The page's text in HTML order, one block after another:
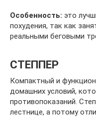
Особенность: это
похудения, так как
реальными беговыми
СТЕППЕР
Компактный и
домашних условий,
противопоказаний.
лестнице, а потому